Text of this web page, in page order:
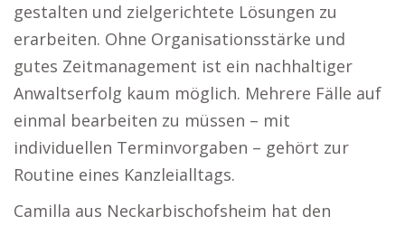
gestalten und zielgerichtete Lösungen zu
erarbeiten. Ohne Organisationsstärke und
gutes Zeitmanagement ist ein nachhaltiger
Anwaltserfolg kaum möglich. Mehrere Fälle auf
einmal bearbeiten zu müssen – mit
individuellen Terminvorgaben – gehört zur
Routine eines Kanzleialltags.
Camilla aus Neckarbischofsheim hat den